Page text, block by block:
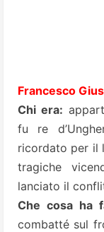
Francesco
Chi era:
fu re
ricordato per il
tragiche
lanciato il
Che cosa ha
combatté sul